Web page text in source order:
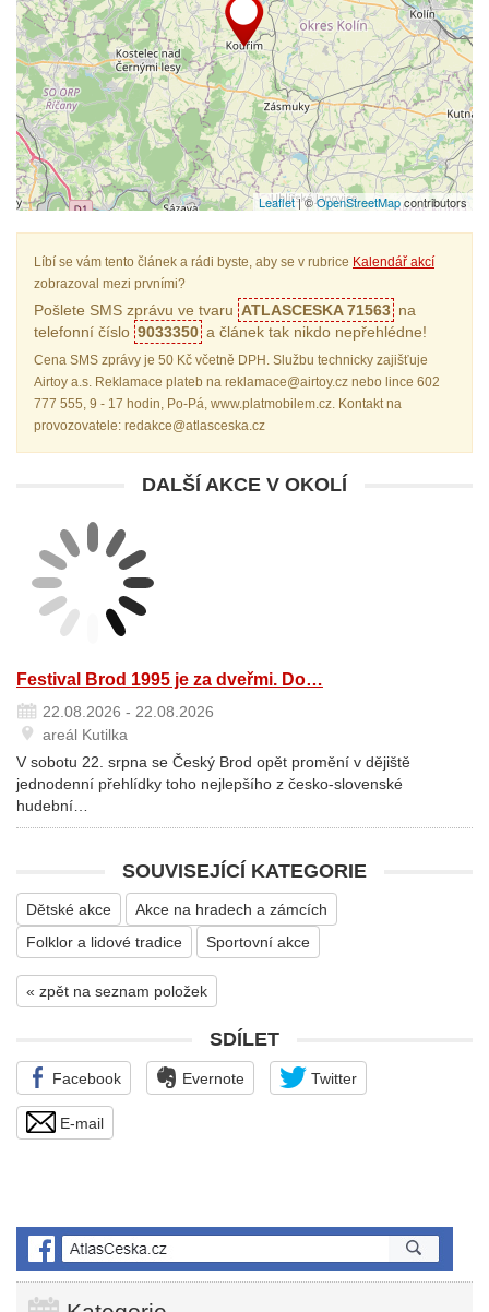
Leaflet| ©OpenStreetMapcontributors
Líbí se vám tento článek a rádi byste, aby se v rubrice Kalendář akcí
zobrazoval mezi prvními?
Pošlete SMS zprávu ve tvaru ATLASCESKA 71563 na
telefonní číslo 9033350 a článek tak nikdo nepřehlédne!
Cena SMS zprávy je 50 Kč včetně DPH. Službu technicky zajišťuje
Airtoy a.s. Reklamace plateb na reklamace@airtoy.cz nebo lince 602
777 555, 9 - 17 hodin, Po-Pá, www.platmobilem.cz. Kontakt na
provozovatele: redakce@atlasceska.cz
DALŠÍ AKCE V OKOLÍ
Festival Brod 1995 je za dveřmi. Do…
22.08.2026 - 22.08.2026
areál Kutilka
V sobotu 22. srpna se Český Brod opět promění v dějiště
jednodenní přehlídky toho nejlepšího z česko-slovenské
hudební…
SOUVISEJÍCÍ KATEGORIE
Dětské akce
Akce na hradech a zámcích
Folklor a lidové tradice
Sportovní akce
« zpět na seznam položek
SDÍLET
Facebook Evernote Twitter
E-mail